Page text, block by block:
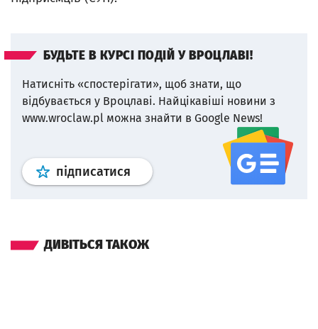
БУДЬТЕ В КУРСІ ПОДІЙ У ВРОЦЛАВІ!
Натисніть «спостерігати», щоб знати, що
відбувається у Вроцлаві. Найцікавіші новини з
www.wroclaw.pl можна знайти в Google News!
підписатися Профіль google news
ДИВІТЬСЯ ТАКОЖ